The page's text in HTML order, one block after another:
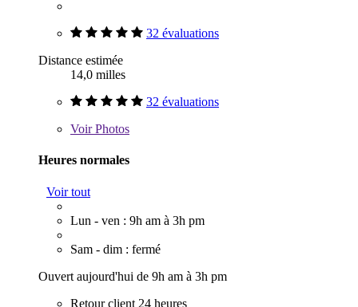
32 évaluations
Distance estimée
14,0 milles
32 évaluations
VoirPhotos
Heures normales
Voir tout
Lun - ven : 9h am à 3h pm
Sam - dim : fermé
Ouvert aujourd'hui de 9h am à 3h pm
Retour client 24 heures